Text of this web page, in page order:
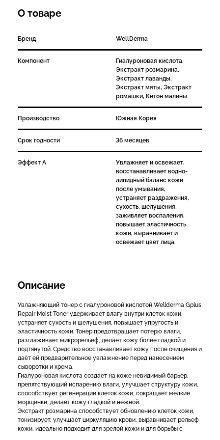
О товаре
Бренд WellDerma
Компонент
Гиалуроновая кислота,
Экстракт розмарина,
Экстракт лаванды,
Экстракт мяты, Экстракт
ромашки, Кетон малины
Производство Южная Корея
Срок годности 36 месяцев
Эффект А
Увлажняет и освежает,
восстанавливает водно-
липидный баланс кожи
после умывания,
устраняет раздражения,
сухость, шелушения,
заживляет воспаления,
повышает эластичность
кожи, выравнивает и
освежает цвет лица.
Описание
Увлажняющий тонер с гиалуроновой кислотой Wellderma Gplus
Repair Moist Toner удерживает влагу внутри клеток кожи,
устраняет сухость и шелушения, повышает упругость и
эластичность кожи. Тонер предотвращает потерю влаги,
разглаживает микрорельеф, делает кожу более гладкой и
подтянутой. Средство восстанавливает кожу после очищения и
даёт ей предварительное увлажнение перед нанесением
сыворотки и крема.
Гиалуроновая кислота создает на коже невидимый барьер,
препятствующий испарению влаги, улучшает структуру кожи,
способствует регенерации клеток кожи, сокращает мелкие
морщинки, делает кожу гладкой и нежной.
Экстракт розмарина способствует обновлению клеток кожи,
тонизирует, улучшает циркуляцию крови, выравнивает рельеф
кожи, идеально подходит для зрелой кожи и для борьбы с